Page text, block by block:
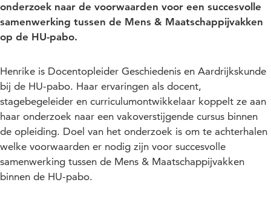
onderzoek naar de voorwaarden voor een succesvolle
samenwerking tussen de Mens & Maatschappijvakken
op de HU-pabo.
Henrike is Docentopleider Geschiedenis en Aardrijkskunde
bij de HU-pabo. Haar ervaringen als docent,
stagebegeleider en curriculumontwikkelaar koppelt ze aan
haar onderzoek naar een vakoverstijgende cursus binnen
de opleiding. Doel van het onderzoek is om te achterhalen
welke voorwaarden er nodig zijn voor succesvolle
samenwerking tussen de Mens & Maatschappijvakken
binnen de HU-pabo.